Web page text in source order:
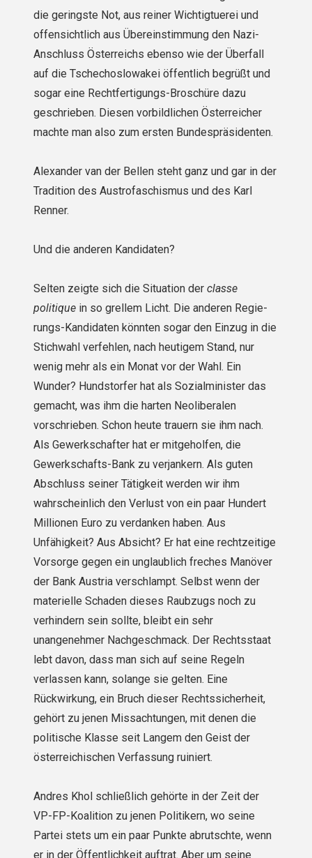
die geringste Not, aus reiner Wichtigtuerei und
offensichtlich aus Übereinstimmung den Nazi-
Anschluss Österreichs ebenso wie der Überfall
auf die Tschechoslowakei öffentlich begrüßt und
sogar eine Rechtfertigungs-Broschüre dazu
geschrieben. Diesen vorbildlichen Österreicher
machte man also zum ersten Bundespräsidenten.
Alexander van der Bellen steht ganz und gar in der
Tradition des Austrofaschismus und des Karl
Renner.
Und die anderen Kandidaten?
Selten zeigte sich die Situation der classe
politiquein so grellem Licht. Die anderen Regie­
rungs-Kandidaten könnten sogar den Einzug in die
Stichwahl verfehlen, nach heutigem Stand, nur
wenig mehr als ein Monat vor der Wahl. Ein
Wunder? Hundstorfer hat als Sozialminister das
gemacht, was ihm die harten Neoliberalen
vorschrieben. Schon heute trauern sie ihm nach.
Als Gewerkschafter hat er mitgeholfen, die
Gewerkschafts-Bank zu verjankern. Als guten
Abschluss seiner Tätigkeit werden wir ihm
wahrscheinlich den Verlust von ein paar Hundert
Millionen Euro zu verdanken haben. Aus
Unfähigkeit? Aus Absicht? Er hat eine rechtzeitige
Vorsorge gegen ein unglaublich freches Manöver
der Bank Austria verschlampt. Selbst wenn der
materielle Schaden dieses Raubzugs noch zu
verhindern sein sollte, bleibt ein sehr
unangenehmer Nachgeschmack. Der Rechtsstaat
lebt davon, dass man sich auf seine Regeln
verlassen kann, solange sie gelten. Eine
Rückwirkung, ein Bruch dieser Rechtssicher­heit,
gehört zu jenen Missachtungen, mit denen die
politische Klasse seit Langem den Geist der
österreichischen Verfassung ruiniert.
Andres Khol schließlich gehörte in der Zeit der
VP-FP-Koalition zu jenen Politikern, wo seine
Partei stets um ein paar Punkte abrutschte, wenn
er in der Öffentlichkeit auftrat. Aber um seine